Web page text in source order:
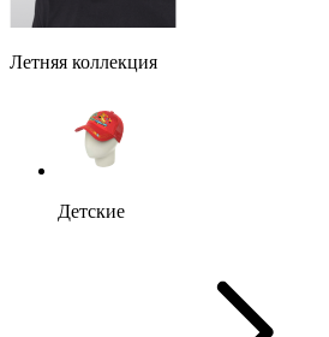
Летняя коллекция
Детские